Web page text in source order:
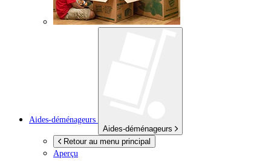
Aides-déménageurs
Aides-déménageurs
Retour au menu principal
Aperçu